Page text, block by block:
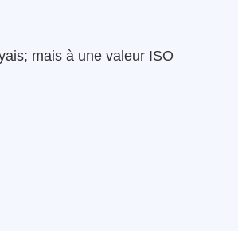
mais à une valeur ISO